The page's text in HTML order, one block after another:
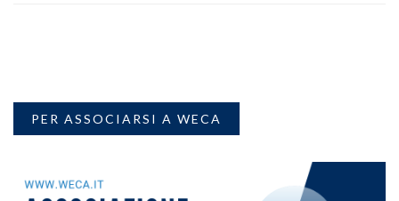
PER ASSOCIARSI A WECA